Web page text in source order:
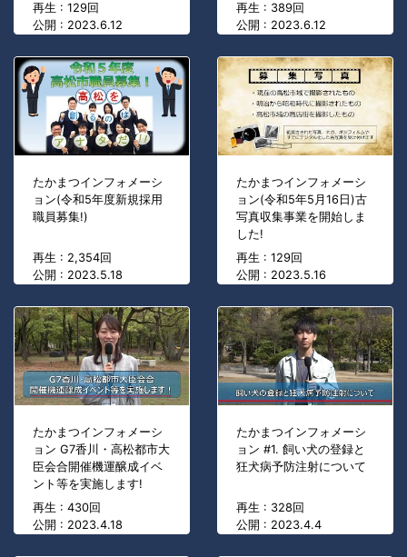
再生 : 129回
公開 : 2023.6.12
再生 : 389回
公開 : 2023.6.12
たかまつインフォメーシ
ョン(令和5年度新規採用
職員募集!)
再生 : 2,354回
公開 : 2023.5.18
たかまつインフォメーシ
ョン(令和5年5月16日)古
写真収集事業を開始しま
した!
再生 : 129回
公開 : 2023.5.16
たかまつインフォメーシ
ョン G7香川・高松都市大
臣会合開催機運醸成イベ
ント等を実施します!
再生 : 430回
公開 : 2023.4.18
たかまつインフォメーシ
ョン #1. 飼い犬の登録と
狂犬病予防注射について
再生 : 328回
公開 : 2023.4.4